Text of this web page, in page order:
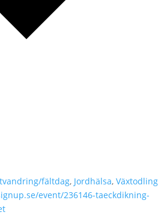
fältdag, Jordhälsa, Växtodling
event/236146-taeckdikning-